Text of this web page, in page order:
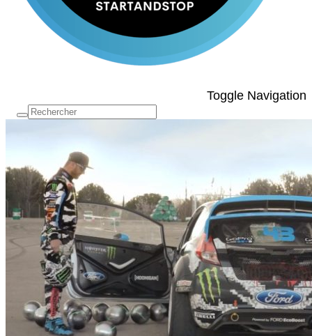
Toggle Navigation